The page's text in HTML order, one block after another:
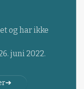
og har ikke
juni 2022.